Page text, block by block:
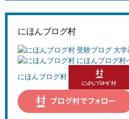
にほんブログ村
にほんブログ村